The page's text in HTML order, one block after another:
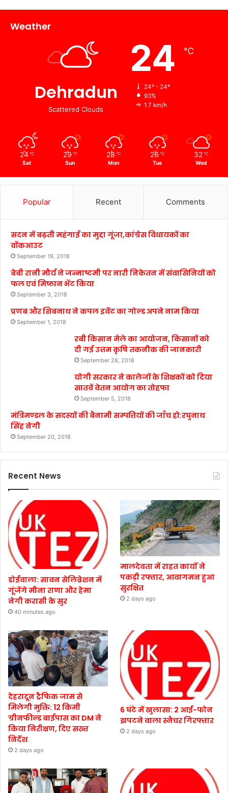
Weather
Dehradun
Scattered Clouds
24 ℃
24º - 24º
93%
1.7 km/h
24 ℃
Sat
29 ℃
Sun
28 ℃
Mon
26 ℃
Tue
32 ℃
Wed
Popular Recent Comments
सदन में बढ़ती महंगाई का मुद्दा गूंजा,कांग्रेस विधायकों का
वॉकआउट
September 19, 2018
बेबी रानी मौर्य ने जन्माष्टमी पर नारी निकेतन में संवासिनियों को
फल एवं मिष्ठान भेंट किया
September 3, 2018
प्रणब और शिबनाथ ने कपल इवेंट का गोल्ड अपने नाम किया
September 1, 2018
रबी किसान मेले का आयोजन, किसानों को
दी गई उत्तम कृषि तकनीक की जानकारी
September 28, 2018
योगी सरकार ने कालेजों के शिक्षकों को दिया
सातवें वेतन आयोग का तोहफा
September 5, 2018
मंत्रिमण्डल के सदस्यों की बैनामी सम्पत्तियों की जाँच हो:रघुनाथ
सिंह नेगी
September 20, 2018
Recent News
डोईवाला: सावन सेलिब्रेशन में
गूंजेंगे मीना राणा और हेमा
नेगी करासी के सुर
40 minutes ago
मालदेवता में राहत कार्यों ने
पकड़ी रफ्तार, आवागमन हुआ
सुरक्षित
2 days ago
देहरादून ट्रैफिक जाम से
मिलेगी मुक्ति: 12 किमी
ग्रीनफील्ड बाईपास का DM ने
किया निरीक्षण, दिए सख्त
निर्देश
2 days ago
6 घंटे में खुलासा: 2 आई-फोन
झपटने वाला स्नैचर गिरफ्तार
2 days ago